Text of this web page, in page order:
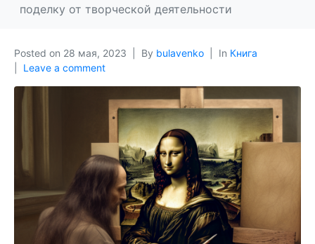
поделку от творческой деятельности
Posted on 28 мая, 2023 By bulavenko In Книга
Leave a comment